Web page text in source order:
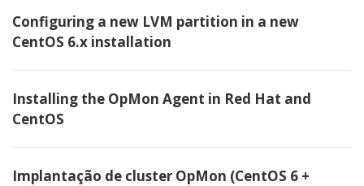
Configuring a new LVM partition in a new
CentOS 6.x installation
Installing the OpMon Agent in Red Hat and
CentOS
Implantação de cluster OpMon (CentOS 6 +